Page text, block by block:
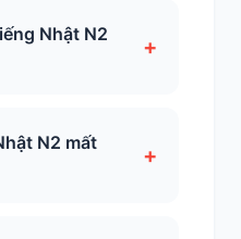
Nhật N2
+
N2 mất
+